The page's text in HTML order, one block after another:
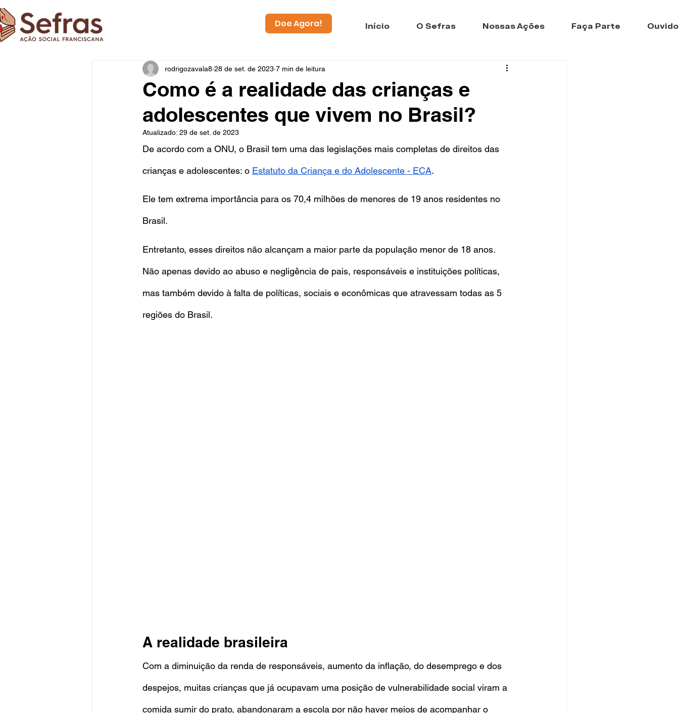
Doe Agora! Início O Sefras Nossas Ações Faça Parte
Como é a realidade das crianças e
adolescentes que vivem no Brasil?
rodrigozavala8 28 de set. de 2023 7 min de leitura
Atualizado: 29 de set. de 2023
De acordo com a ONU, o Brasil tem uma das legislações mais completas de direitos das
crianças e adolescentes: o Estatuto da Criança e do Adolescente - ECA.
Ele tem extrema importância para os 70,4 milhões de menores de 19 anos residentes no
Brasil.
Entretanto, esses direitos não alcançam a maior parte da população menor de 18 anos.
Não apenas devido ao abuso e negligência de pais, responsáveis e instituições políticas,
mas também devido à falta de políticas, sociais e econômicas que atravessam todas as 5
regiões do Brasil.
A realidade brasileira
Com a diminuição da renda de responsáveis, aumento da inflação, do desemprego e dos
despejos, muitas crianças que já ocupavam uma posição de vulnerabilidade social viram a
comida sumir do prato, abandonaram a escola por não haver meios de acompanhar o